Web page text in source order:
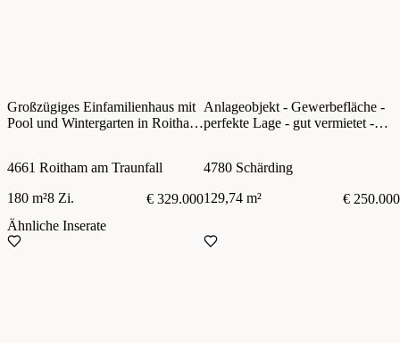
Großzügiges Einfamilienhaus mit
Pool und Wintergarten in Roitham
4661 Roitham am Traunfall
180 m²8 Zi. € 329.000
Anlageobjekt - Gewerbefläche -
perfekte Lage - gut vermietet -
4780 Schärding
129,74 m²
€ 250.000
Ähnliche Inserate